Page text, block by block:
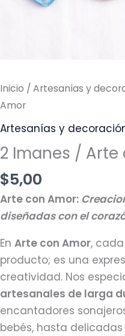
Inicio / Artesanías y
Amor
Artesanías y
2 Imanes / Arte
$5,00
Arte con Amor:
diseñadas con el
En Arte con Amor,
producto; es una
creatividad. Nos
artesanales de larga
encantadores
bebés, hasta